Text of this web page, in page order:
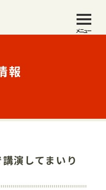
メニュー
報
演してまいり